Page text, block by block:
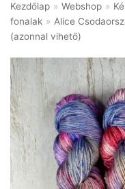
Kezdőlap » Webshop »
fonalak » Alice
(azonnal vihető)